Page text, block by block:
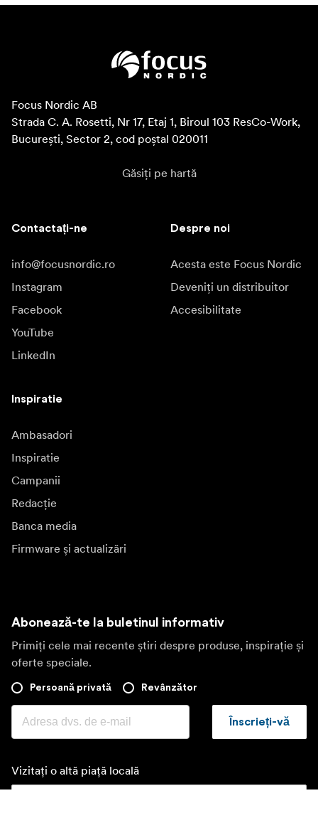
Focus Nordic AB
Strada C. A. Rosetti, Nr 17, Etaj 1, Biroul 103 ResCo-Work,
București, Sector 2, cod poștal 020011
Găsiți pe hartă
Contactați-ne
info@focusnordic.ro
Instagram
Facebook
YouTube
LinkedIn
Despre noi
Acesta este Focus Nordic
Deveniți un distribuitor
Accesibilitate
Inspiratie
Ambasadori
Inspiratie
Campanii
Redacție
Banca media
Firmware și actualizări
Abonează-te la buletinul informativ
Primiți cele mai recente știri despre produse, inspirație și
oferte speciale.
Persoană privată Revânzător
Înscrieți-vă
Vizitați o altă piață locală